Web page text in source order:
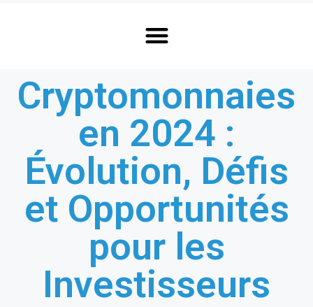
Cryptomonnaies
en 2024 :
Évolution, Défis
et Opportunités
pour les
Investisseurs